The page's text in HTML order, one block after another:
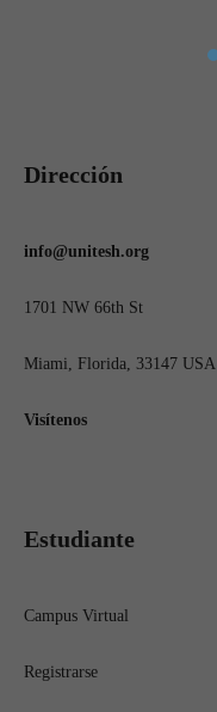
Dirección
info@unitesh.org
1701 NW 66th St
Miami, Florida, 33147 USA
Visítenos
Estudiante
Campus Virtual
Registrarse